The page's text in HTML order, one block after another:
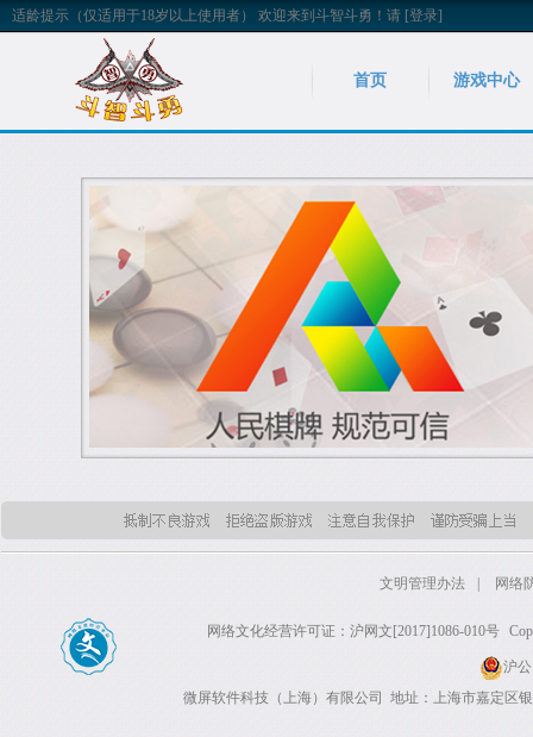
适龄提示（仅适用于18岁以上使用者） 欢迎来到斗智斗勇！ 请 [登录]
首页 游戏中心
文明管理办法 网络
网络文化经营许可证：沪网文[2017]1086-010号
沪公
微屏软件科技（上海）有限公司 地址：上海市嘉定区